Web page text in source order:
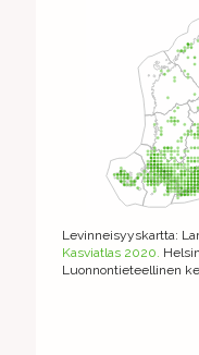
Levinneisyyskartta:
Kasviatlas 2020.
Luonnontieteellinen